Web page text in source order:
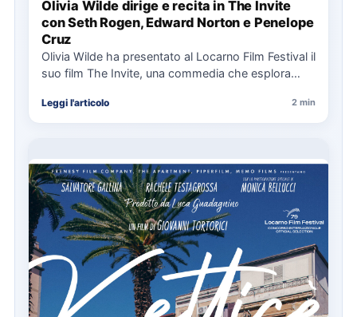
Olivia Wilde dirige e recita in The Invite
con Seth Rogen, Edward Norton e Penelope
Cruz
Olivia Wilde ha presentato al Locarno Film Festival il
suo film The Invite, una commedia che esplora
Leggi l'articolo 2 min